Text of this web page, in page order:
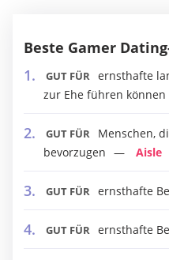
Beste Gamer
GUT FÜR ernsthafte
zur Ehe führen können
GUT FÜR
Menschen,
bevorzugen
Aisle
GUT FÜR ernsthafte
GUT FÜR ernsthafte